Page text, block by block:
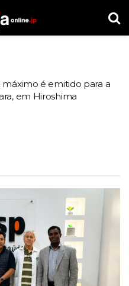
é emitido para a
em Hiroshima